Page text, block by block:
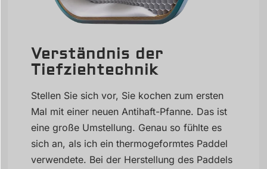
Verständnis der
Tiefziehtechnik
Stellen Sie sich vor, Sie kochen zum ersten
Mal mit einer neuen Antihaft-Pfanne. Das ist
eine große Umstellung. Genau so fühlte es
sich an, als ich ein thermogeformtes Paddel
verwendete. Bei der Herstellung des Paddels